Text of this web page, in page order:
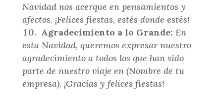
Navidad nos acerque en pensamientos y
afectos. ¡Felices fiestas, estés donde estés!
Agradecimiento a lo Grande: En
esta Navidad, queremos expresar nuestro
agradecimiento a todos los que han sido
parte de nuestro viaje en (Nombre de tu
empresa). ¡Gracias y felices fiestas!